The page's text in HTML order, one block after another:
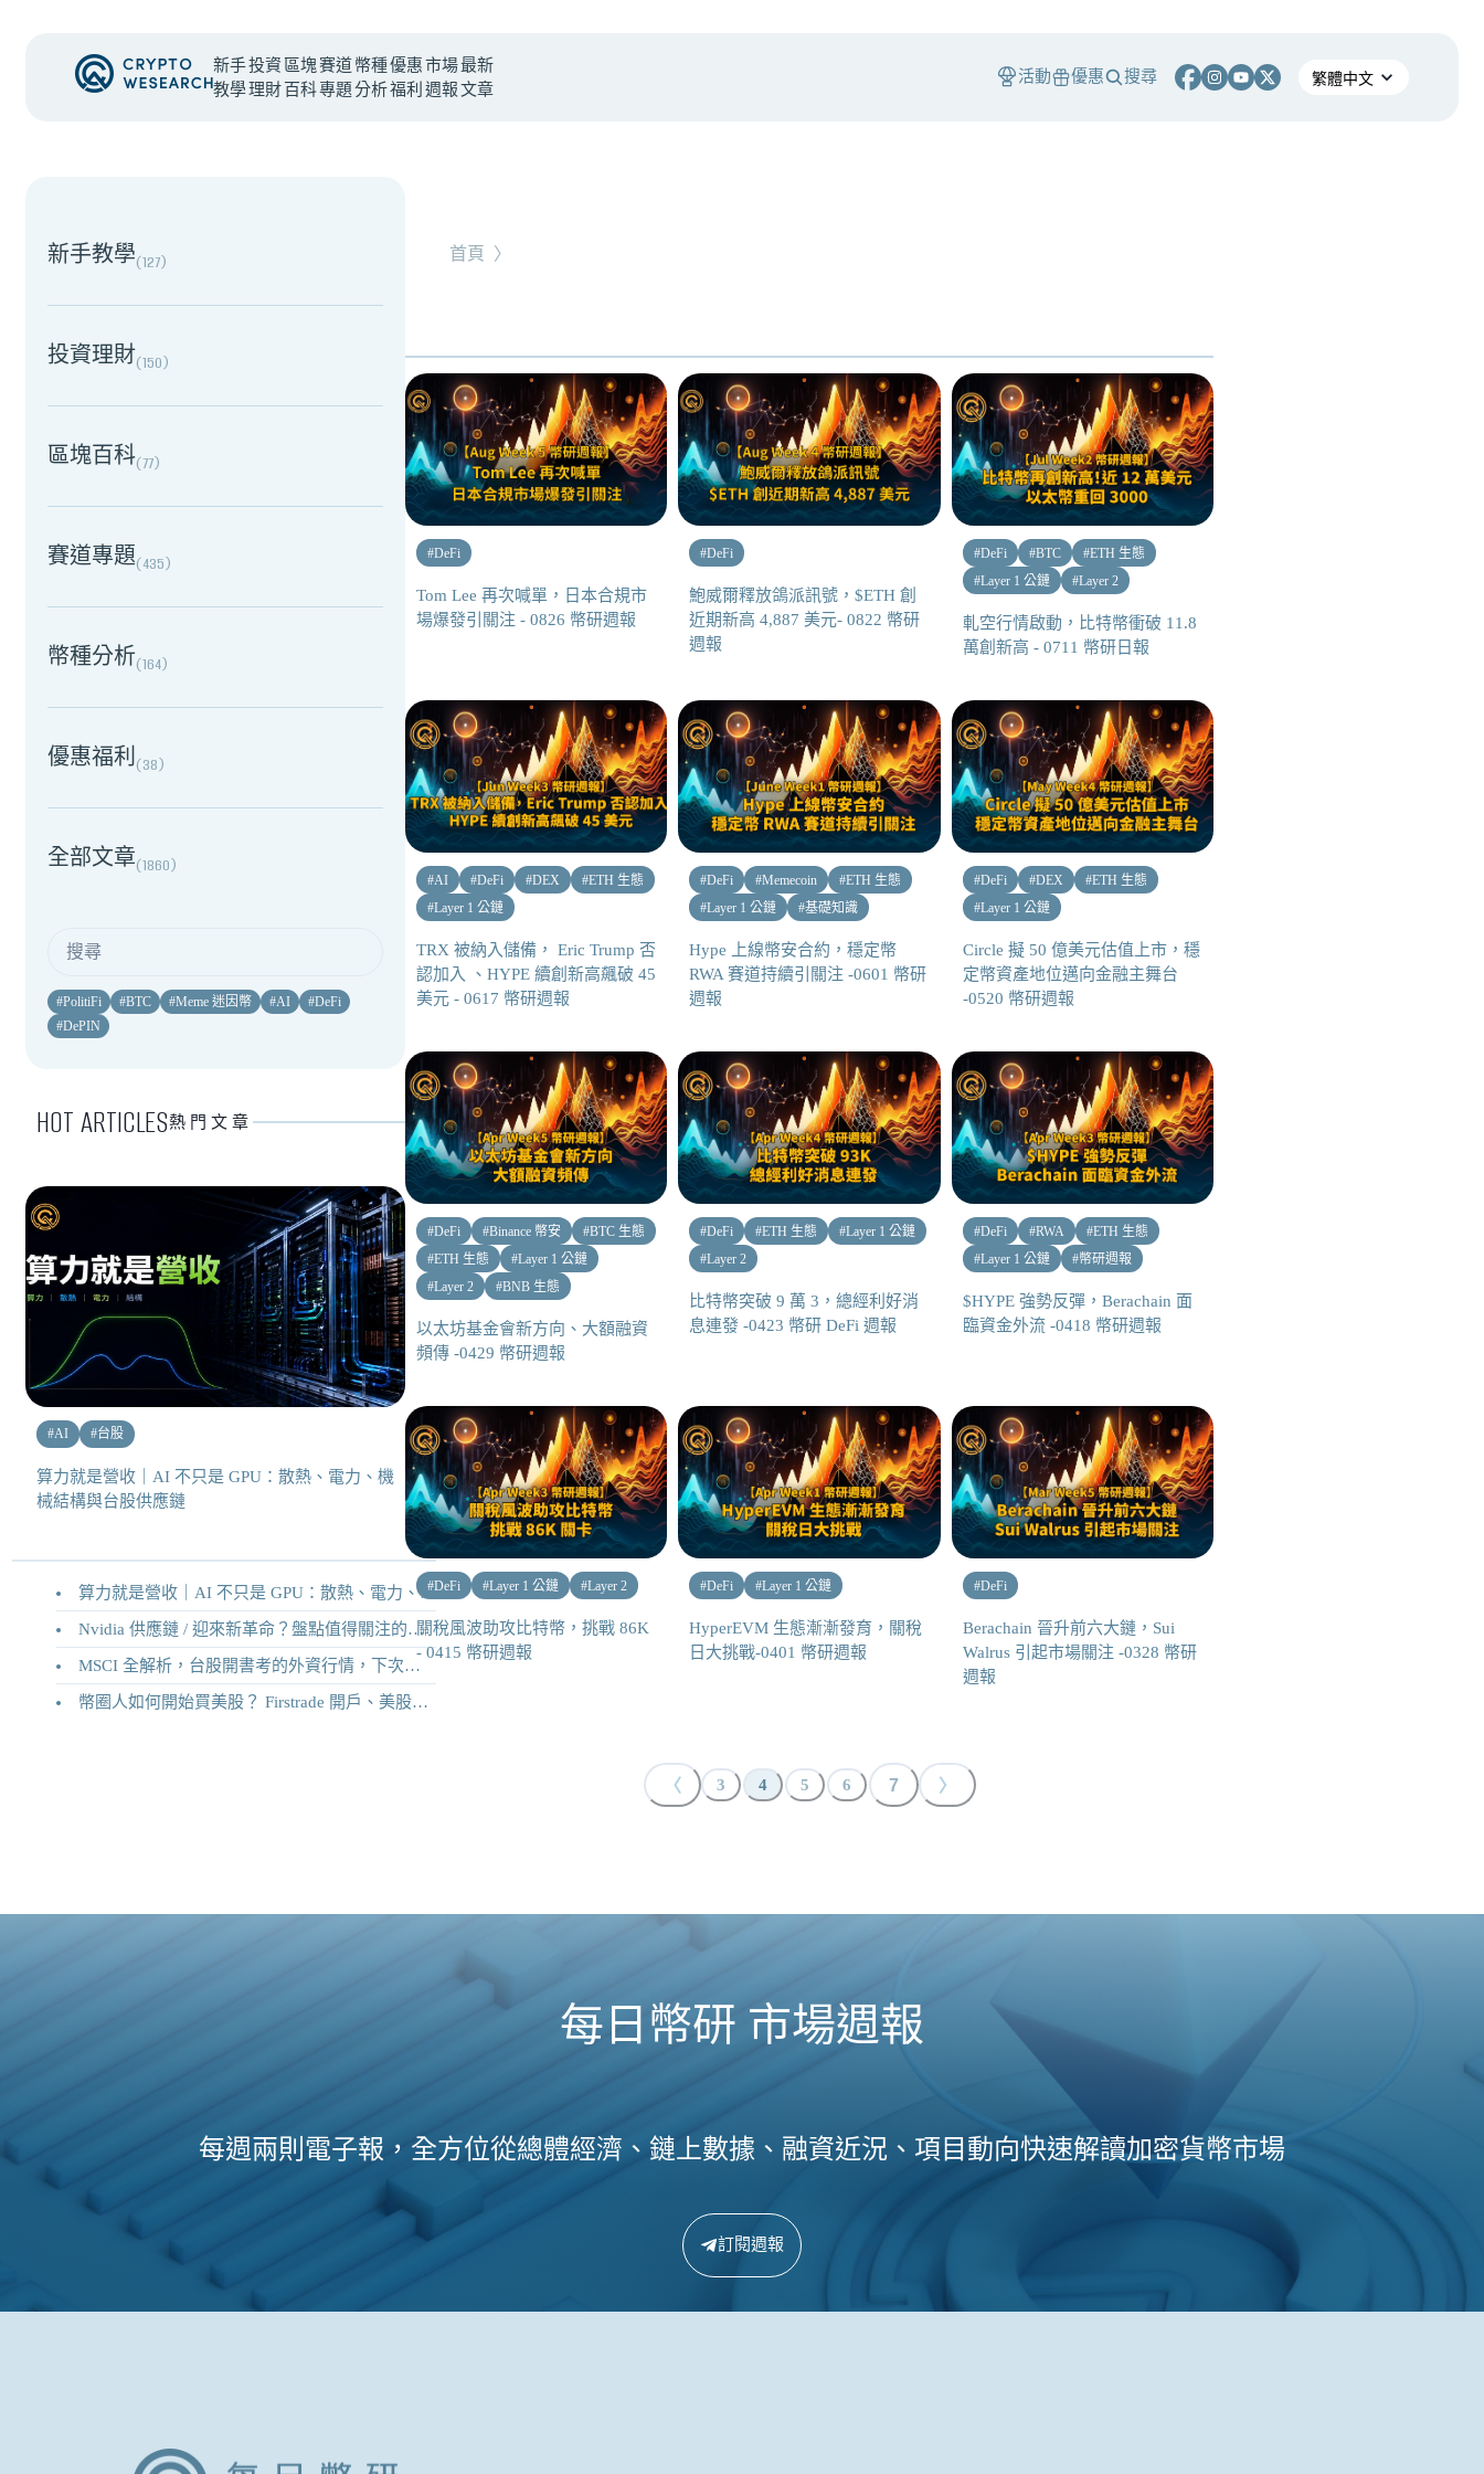
新手
教學
投資
理財
區塊
百科
賽道
專題
幣種
分析
優惠
福利
市場
週報
最新
文章
活動 優惠 搜尋
NEW EVENT
NEW EVENT
新手教學(127)
投資理財(150)
區塊百科(77)
賽道專題(435)
幣種分析(164)
優惠福利(38)
全部文章(1860)
#PolitiFi #BTC #Meme 迷因幣 #AI #DeFi
#DePIN
HOT ARTICLES熱門文章
#AI #台股
算力就是營收｜AI 不只是 GPU：散熱、電力、機
械結構與台股供應鏈
算力就是營收｜AI 不只是 GPU：散熱、電力、機械結構與台股供應鏈
Nvidia 供應鏈 / 迎來新革命？盤點值得關注的二十家供應鏈企業
MSCI 全解析，台股開書考的外資行情，下次調整你準備好了嗎？
幣圈人如何開始買美股？ Firstrade 開戶、美股交易機制完整教學
首頁 〉
#DeFi
Tom Lee 再次喊單，日本合規市
場爆發引關注 - 0826 幣研週報
#DeFi
鮑威爾釋放鴿派訊號，$ETH 創
近期新高 4,887 美元- 0822 幣研
週報
#DeFi #BTC #ETH 生態
#Layer 1 公鏈 #Layer 2
軋空行情啟動，比特幣衝破 11.8
萬創新高 - 0711 幣研日報
#AI #DeFi #DEX #ETH 生態
#Layer 1 公鏈
TRX 被納入儲備， Eric Trump 否
認加入 、HYPE 續創新高飆破 45
美元 - 0617 幣研週報
#DeFi #Memecoin #ETH 生態
#Layer 1 公鏈 #基礎知識
Hype 上線幣安合約，穩定幣
RWA 賽道持續引關注 -0601 幣研
週報
#DeFi #DEX #ETH 生態
#Layer 1 公鏈
Circle 擬 50 億美元估值上市，穩
定幣資產地位邁向金融主舞台
-0520 幣研週報
#DeFi #Binance 幣安 #BTC 生態
#ETH 生態 #Layer 1 公鏈
#Layer 2 #BNB 生態
以太坊基金會新方向、大額融資
頻傳 -0429 幣研週報
#DeFi #ETH 生態 #Layer 1 公鏈
#Layer 2
比特幣突破 9 萬 3，總經利好消
息連發 -0423 幣研 DeFi 週報
#DeFi #RWA #ETH 生態
#Layer 1 公鏈 #幣研週報
$HYPE 強勢反彈，Berachain 面
臨資金外流 -0418 幣研週報
#DeFi #Layer 1 公鏈 #Layer 2
關稅風波助攻比特幣，挑戰 86K
- 0415 幣研週報
#DeFi #Layer 1 公鏈
HyperEVM 生態漸漸發育，關稅
日大挑戰-0401 幣研週報
#DeFi
Berachain 晉升前六大鏈，Sui
Walrus 引起市場關注 -0328 幣研
週報
〈 3 4 5 6 7 〉
每日幣研 市場週報
每週兩則電子報，全方位從總體經濟、鏈上數據、融資近況、項目動向快速解讀加密貨幣市場
訂閱週報